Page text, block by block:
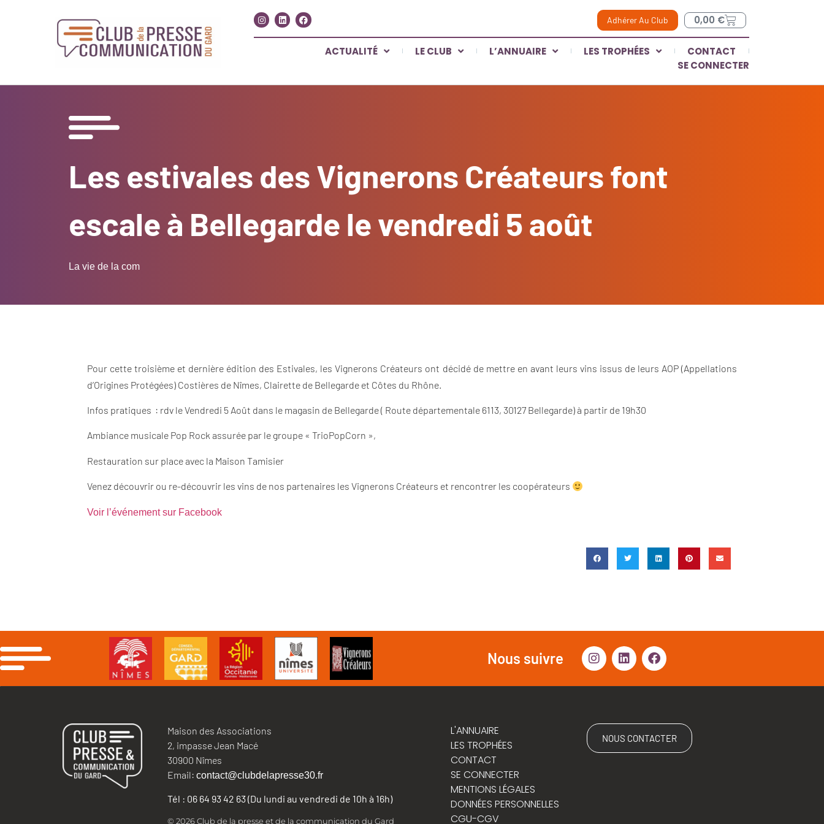
Adhérer Au Club 0,00 €
ACTUALITÉ LE CLUB L’ANNUAIRE LES TROPHÉES
CONTACT
SE CONNECTER
Les estivales des Vignerons Créateurs font
escale à Bellegarde le vendredi 5 août
La vie de la com
Pour cette troisième et dernière édition des Estivales, les Vignerons Créateurs ont décidé de mettre en avant leurs vins issus de leurs AOP (Appellations
d’Origines Protégées) Costières de Nîmes, Clairette de Bellegarde et Côtes du Rhône.
Infos pratiques : rdv le Vendredi 5 Août dans le magasin de Bellegarde ( Route départementale 6113, 30127 Bellegarde) à partir de 19h30
Ambiance musicale Pop Rock assurée par le groupe « TrioPopCorn »,
Restauration sur place avec la Maison Tamisier
Venez découvrir ou re-découvrir les vins de nos partenaires les Vignerons Créateurs et rencontrer les coopérateurs
Voir l’événement sur Facebook
Nous suivre
Maison des Associations
2, impasse Jean Macé
30900 Nîmes
Email: contact@clubdelapresse30.fr
Tél : 06 64 93 42 63 (Du lundi au vendredi de 10h à 16h)
© 2026 Club de la presse et de la communication du Gard
L'ANNUAIRE
LES TROPHÉES
CONTACT
SE CONNECTER
MENTIONS LÉGALES
DONNÉES PERSONNELLES
CGU-CGV
NOUS CONTACTER